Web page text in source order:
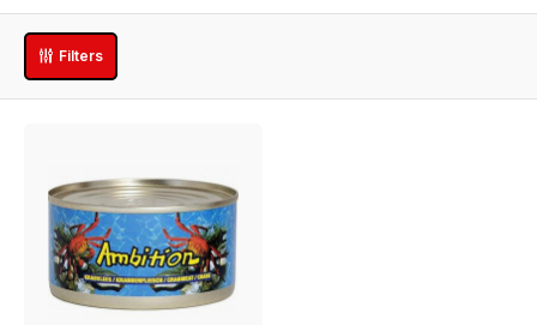
Filters